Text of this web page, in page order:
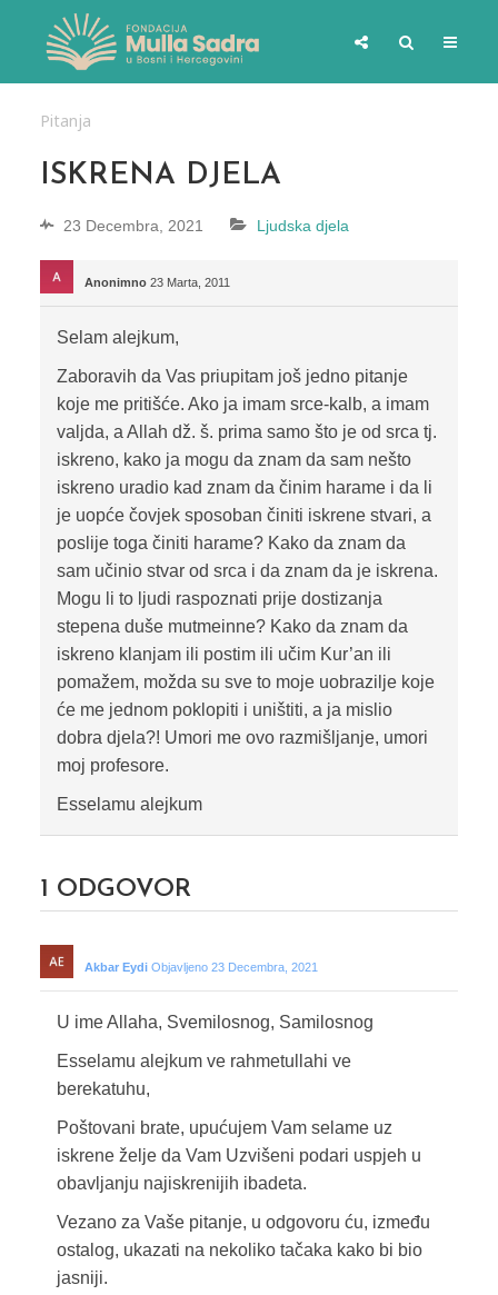
Pitanja
ISKRENA DJELA
23 Decembra, 2021 Ljudska djela
Anonimno 23 Marta, 2011
Selam alejkum,
Zaboravih da Vas priupitam još jedno pitanje
koje me pritišće. Ako ja imam srce-kalb, a imam
valjda, a Allah dž. š. prima samo što je od srca tj.
iskreno, kako ja mogu da znam da sam nešto
iskreno uradio kad znam da činim harame i da li
je uopće čovjek sposoban činiti iskrene stvari, a
poslije toga činiti harame? Kako da znam da
sam učinio stvar od srca i da znam da je iskrena.
Mogu li to ljudi raspoznati prije dostizanja
stepena duše mutmeinne? Kako da znam da
iskreno klanjam ili postim ili učim Kur’an ili
pomažem, možda su sve to moje uobrazilje koje
će me jednom poklopiti i uništiti, a ja mislio
dobra djela?! Umori me ovo razmišljanje, umori
moj profesore.
Esselamu alejkum
1 ODGOVOR
Akbar Eydi Objavljeno 23 Decembra, 2021
U ime Allaha, Svemilosnog, Samilosnog
Esselamu alejkum ve rahmetullahi ve
berekatuhu,
Poštovani brate, upućujem Vam selame uz
iskrene želje da Vam Uzvišeni podari uspjeh u
obavljanju najiskrenijih ibadeta.
Vezano za Vaše pitanje, u odgovoru ću, između
ostalog, ukazati na nekoliko tačaka kako bi bio
jasniji.